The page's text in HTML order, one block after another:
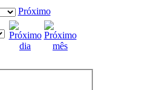
Próximo